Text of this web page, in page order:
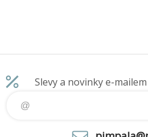
Slevy a novinky e-mailem